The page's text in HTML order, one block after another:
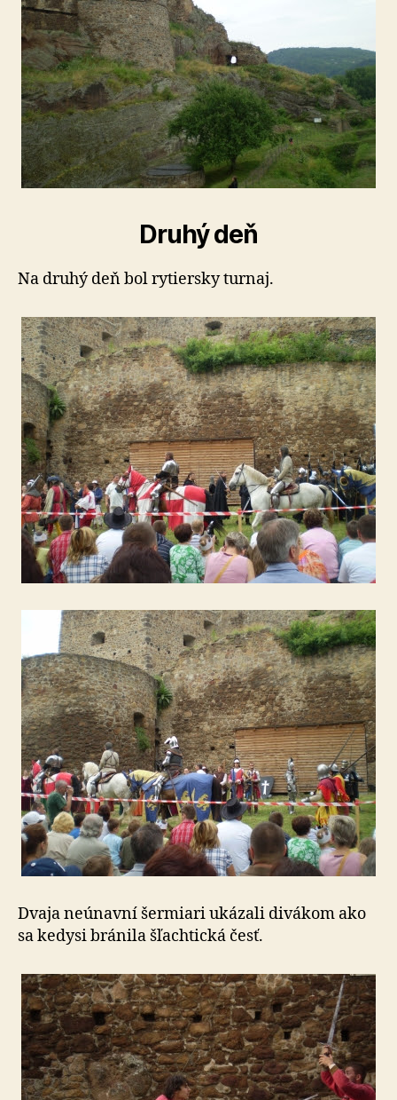
Druhý deň
Na druhý deň bol rytiersky turnaj.
Dvaja neúnavní šermiari ukázali divákom ako
sa kedysi bránila šľachtická česť.